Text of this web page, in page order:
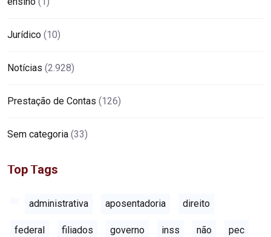
Jurídico (10)
Notícias (2.928)
Prestação de Contas (126)
Sem categoria (33)
Top Tags
administrativa aposentadoria direito
federal filiados governo inss não pec